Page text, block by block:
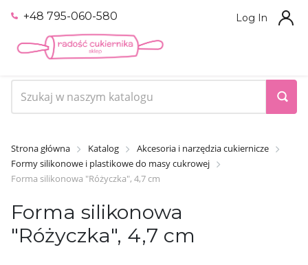
+48 795-060-580 Log In
Strona główna Katalog
Akcesoria i narzędzia cukiernicze
Formy silikonowe i plastikowe do masy cukrowej
Forma silikonowa "Różyczka", 4,7 cm
Forma silikonowa
"Różyczka", 4,7 cm